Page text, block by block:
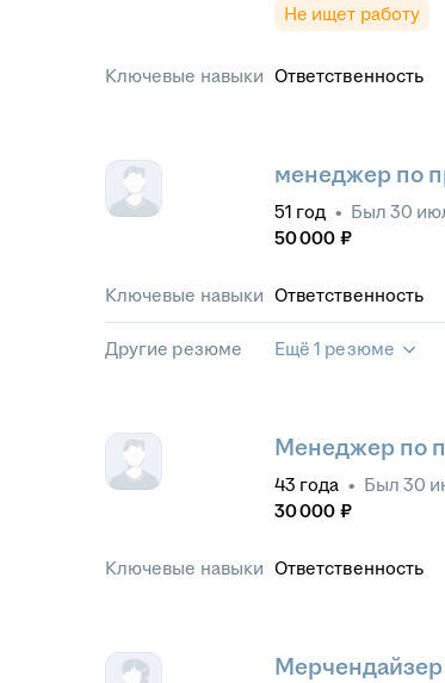
Не ищет работу
Ключевые навыки Ответственность
менеджер по
51 год • Был 30
50 000 ₽
Ключевые навыки Ответственность
Другие резюме Ещё 1 резюме
Менеджер по
43 года • Был 30
30 000 ₽
Ключевые навыки Ответственность
Мерчендайзер